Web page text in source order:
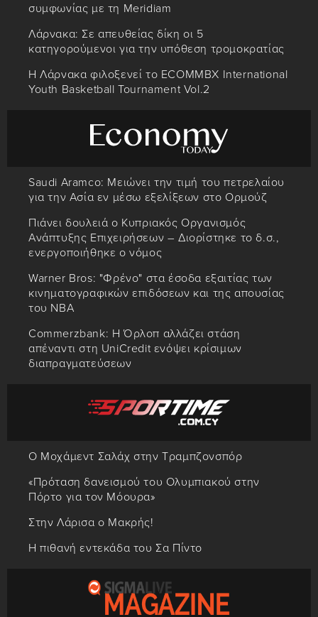
συμφωνίας με τη Meridiam
Λάρνακα: Σε απευθείας δίκη οι 5
κατηγορούμενοι για την υπόθεση τρομοκρατίας
Η Λάρνακα φιλοξενεί το ECOMMBX International
Youth Basketball Tournament Vol.2
Saudi Aramco: Μειώνει την τιμή του πετρελαίου
για την Ασία εν μέσω εξελίξεων στο Ορμούζ
Πιάνει δουλειά ο Κυπριακός Οργανισμός
Ανάπτυξης Επιχειρήσεων – Διορίστηκε το δ.σ.,
ενεργοποιήθηκε ο νόμος
Warner Bros: "Φρένο" στα έσοδα εξαιτίας των
κινηματογραφικών επιδόσεων και της απουσίας
του NBA
Commerzbank: Η Όρλοπ αλλάζει στάση
απέναντι στη UniCredit ενόψει κρίσιμων
διαπραγματεύσεων
Ο Μοχάμεντ Σαλάχ στην Τραμπζονσπόρ
«Πρόταση δανεισμού του Ολυμπιακού στην
Πόρτο για τον Μόουρα»
Στην Λάρισα ο Μακρής!
Η πιθανή εντεκάδα του Σα Πίντο